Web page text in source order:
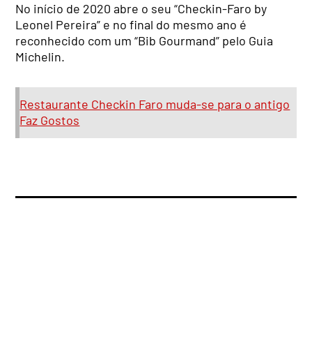
No início de 2020 abre o seu “Checkin-Faro by
Leonel Pereira” e no final do mesmo ano é
reconhecido com um “Bib Gourmand” pelo Guia
Michelin.
Restaurante Checkin Faro muda-se para o antigo
Faz Gostos